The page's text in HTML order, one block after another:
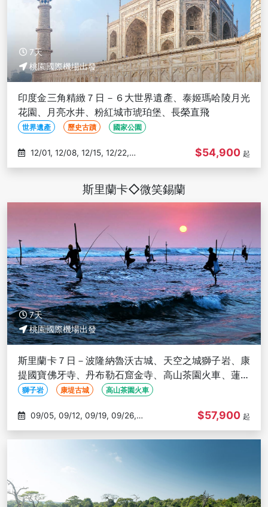
7天
桃園國際機場出發
印度金三角精緻７日－６大世界遺產、泰姬瑪哈陵月光
花園、月亮水井、粉紅城市琥珀堡、長榮直飛
世界遺產 歷史古蹟 國家公園
12/29
$54,900 起
斯里蘭卡◇微笑錫蘭
7天
桃園國際機場出發
斯里蘭卡７日－波隆納魯沃古城、天空之城獅子岩、康
提國寶佛牙寺、丹布勒石窟金寺、高山茶園火車、蓮花
塔旋轉餐廳
獅子岩 康堤古城 高山茶園火車
10/03
$57,900 起